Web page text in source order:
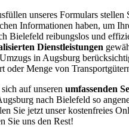
unseres Formulars stellen
Informationen haben, um
Bielefeld reibungslos und
Dienstleistungen
in Augsburg
oder Menge von
auf unseren umfassenden
nach Bielefeld so
Sie jetzt unser kostenfreies
Sie uns den Rest!